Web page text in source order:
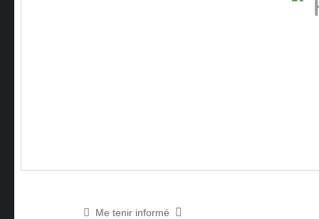
Me tenir informé